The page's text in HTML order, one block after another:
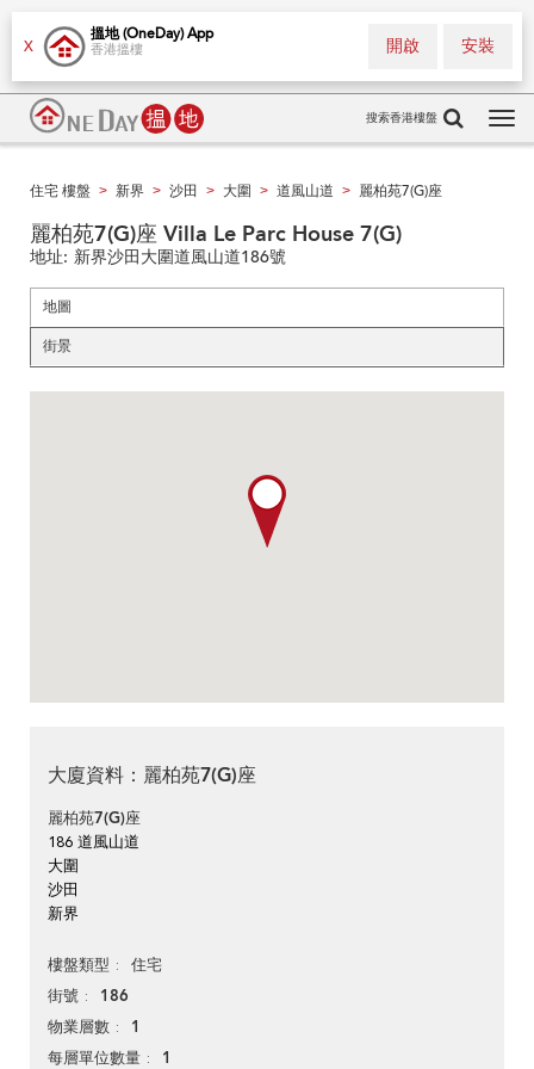
X
搵地 (OneDay) App
香港搵樓 安裝
開啟
搜索香港樓盤
住宅 樓盤 > 新界 > 沙田 > 大圍 > 道風山道 > 麗柏苑7(G)座
麗柏苑7(G)座 Villa Le Parc House 7(G)
地址: 新界沙田大圍道風山道186號
地圖
街景
大廈資料：麗柏苑7(G)座
麗柏苑7(G)座
186 道風山道
大圍
沙田
新界
樓盤類型 住宅
街號 186
物業層數 1
每層單位數量 1